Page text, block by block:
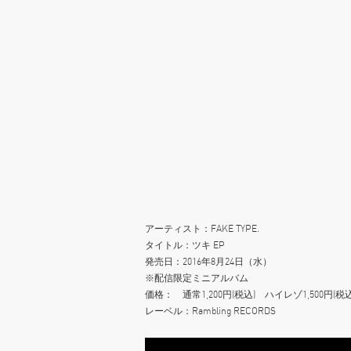
アーティスト：FAKE TYPE.
タイトル：ツキ EP
発売日：2016年8月24日（水）
※配信限定ミニアルバム
価格： 通常1,200円(税込) ハイレゾ1,500円(税
レーベル：Rambling RECORDS